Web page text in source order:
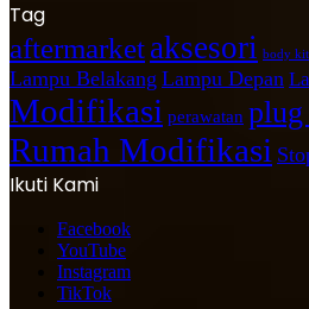
Tag
aftermarketaksesori body kit
Lampu Belakang Lampu Depan
Modifikasi perawatan
Rumah Modifikasi
Ikuti Kami
Facebook
YouTube
Instagram
TikTok